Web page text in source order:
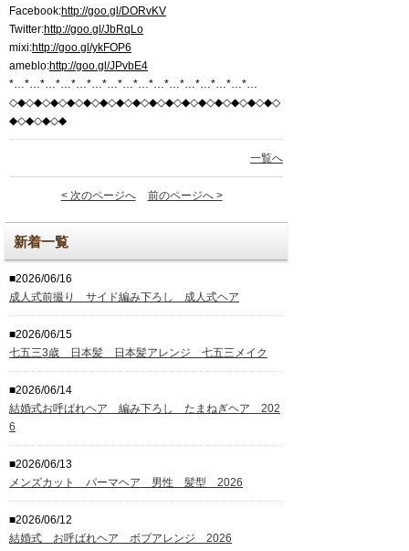
Facebook:http://goo.gl/DORvKV
Twitter:http://goo.gl/JbRqLo
mixi:http://goo.gl/ykFOP6
ameblo:http://goo.gl/JPvbE4
*…*…*…*…*…*…*…*…*…*…*…*…*…*…*…*…
◇◆◇◆◇◆◇◆◇◆◇◆◇◆◇◆◇◆◇◆◇◆◇◆◇◆◇◆◇◆◇◆◇
◆◇◆◇◆◇◆
一覧へ
< 次のページへ 前のページへ >
新着一覧
■2026/06/16
成人式前撮り サイド編み下ろし 成人式ヘア
■2026/06/15
七五三3歳 日本髪 日本髪アレンジ 七五三メイク
■2026/06/14
結婚式お呼ばれヘア 編み下ろし たまねぎヘア 202
6
■2026/06/13
メンズカット パーマヘア 男性 髪型 2026
■2026/06/12
結婚式 お呼ばれヘア ボブアレンジ 2026